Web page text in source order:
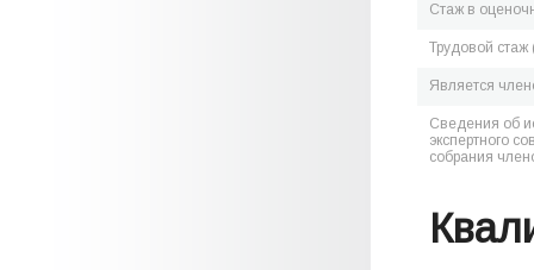
Стаж в
Трудовой стаж
Является
Сведения об
экспертного
собрания